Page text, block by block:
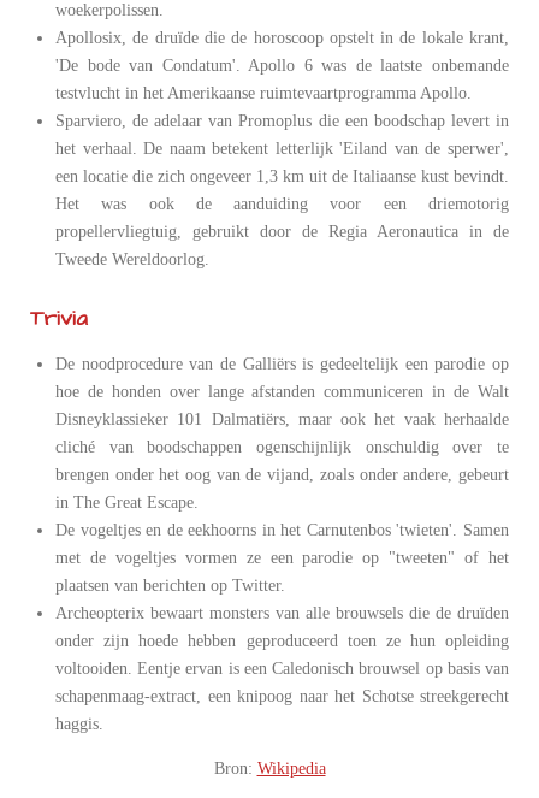
woekerpolissen.
Apollosix, de druïde die de horoscoop opstelt in de lokale krant,
'De bode van Condatum'. Apollo 6 was de laatste onbemande
testvlucht in het Amerikaanse ruimtevaartprogramma Apollo.
Sparviero, de adelaar van Promoplus die een boodschap levert in
het verhaal. De naam betekent letterlijk 'Eiland van de sperwer',
een locatie die zich ongeveer 1,3 km uit de Italiaanse kust bevindt.
Het was ook de aanduiding voor een driemotorig
propellervliegtuig, gebruikt door de Regia Aeronautica in de
Tweede Wereldoorlog.
Trivia
De noodprocedure van de Galliërs is gedeeltelijk een parodie op
hoe de honden over lange afstanden communiceren in de Walt
Disneyklassieker 101 Dalmatiërs, maar ook het vaak herhaalde
cliché van boodschappen ogenschijnlijk onschuldig over te
brengen onder het oog van de vijand, zoals onder andere, gebeurt
in The Great Escape.
De vogeltjes en de eekhoorns in het Carnutenbos 'twieten'. Samen
met de vogeltjes vormen ze een parodie op "tweeten" of het
plaatsen van berichten op Twitter.
Archeopterix bewaart monsters van alle brouwsels die de druïden
onder zijn hoede hebben geproduceerd toen ze hun opleiding
voltooiden. Eentje ervan is een Caledonisch brouwsel op basis van
schapenmaag-extract, een knipoog naar het Schotse streekgerecht
haggis.
Bron: Wikipedia